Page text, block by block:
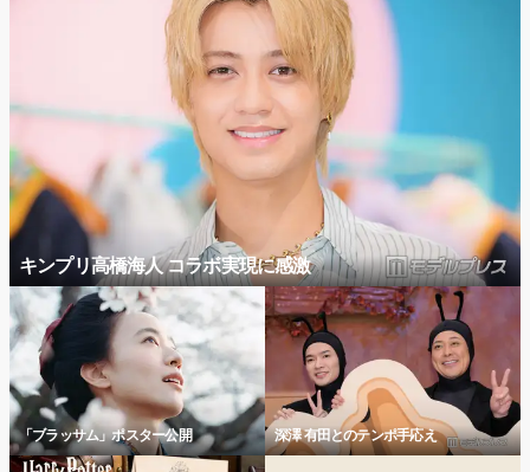
キンプリ高橋海人 コラボ実現に感激
「ブラッサム」ポスター公開 深澤 有田とのテンポ手応え